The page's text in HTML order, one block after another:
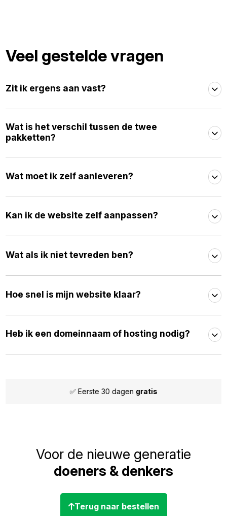
Veel gestelde vragen
Zit ik ergens aan vast?
Wat is het verschil tussen de twee
pakketten?
Wat moet ik zelf aanleveren?
Kan ik de website zelf aanpassen?
Wat als ik niet tevreden ben?
Hoe snel is mijn website klaar?
Heb ik een domeinnaam of hosting nodig?
✅ Eerste 30 dagen gratis
Voor de nieuwe generatie
doeners & denkers
Terug naar bestellen